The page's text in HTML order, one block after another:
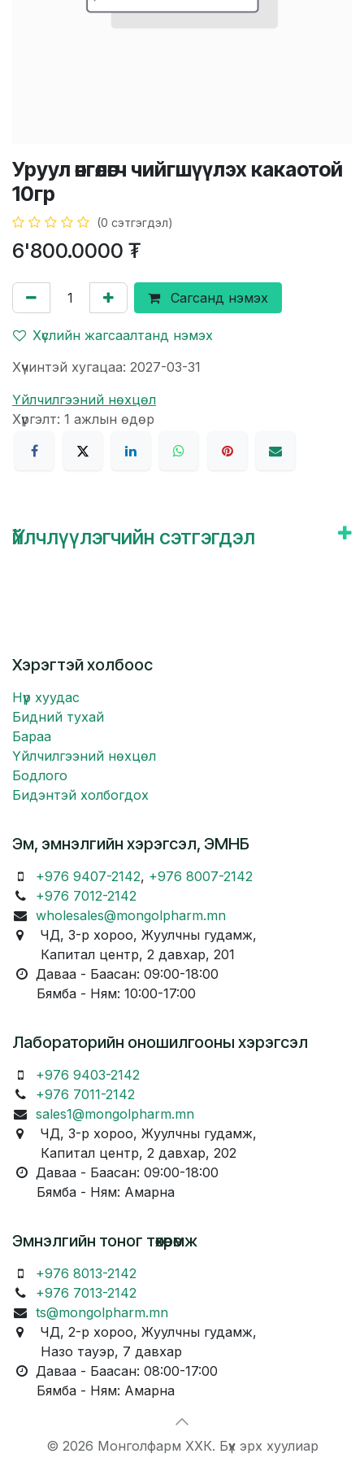
Уруул өнгөлөгч чийгшүүлэх какаотой
10гр
(0 сэтгэгдэл)
6'800.0000 ₮
Сагсанд нэмэх
Хүслийн жагсаалтанд нэмэх
Хүчинтэй хугацаа: 2027-03-31
Үйлчилгээний нөхцөл
Хүргэлт: 1 ажлын өдөр
Үйлчлүүлэгчийн сэтгэгдэл
Хэрэгтэй холбоос
Нүүр хуудас
Бидний тухай
Бараа
Үйлчилгээний нөхцөл
Бодлого
Бидэнтэй холбогдох
Эм, эмнэлгийн хэрэгсэл, ЭМНБ
+976 9407-2142, +976 8007-2142
+976 7012-2142
wholesales@mongolpharm.mn
ЧД, 3-р хороо, Жуулчны гудамж,
Капитал центр, 2 давхар, 201
Даваа - Баасан: 09:00-18:00
Бямба - Ням: 10:00-17:00
Лабораторийн оношилгооны хэрэгсэл
+976 9403-2142
+976 7011-2142
sales1@mongolpharm.mn
ЧД, 3-р хороо, Жуулчны гудамж,
Капитал центр, 2 давхар, 202
Даваа - Баасан: 09:00-18:00
Бямба - Ням: Амарна
Эмнэлгийн тоног төхөөрөмж
+976 8013-2142
+976 7013-2142
ts@mongolpharm.mn
ЧД, 2-р хороо, Жуулчны гудамж,
Назо тауэр, 7 давхар
Даваа - Баасан: 08:00-17:00
Бямба - Ням: Амарна
© 2026 Монголфарм ХХК. Бүх эрх хуулиар